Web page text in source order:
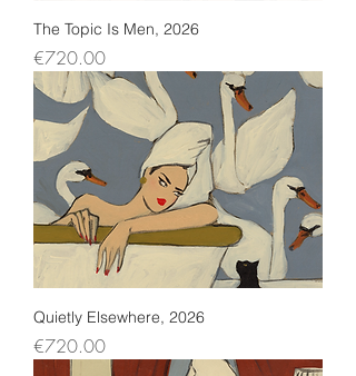
The Topic Is Men, 2026
Price
€720.00
Quietly Elsewhere, 2026
Price
€720.00